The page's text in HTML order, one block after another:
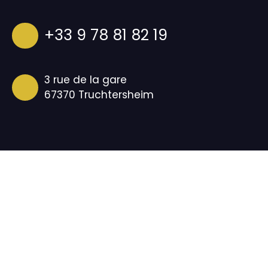
+33 9 78 81 82 19
3 rue de la gare
67370 Truchtersheim